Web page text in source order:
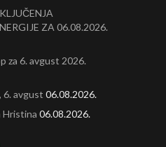
ZA 06.08.2026.
za 6. avgust 2026.
6. avgust 06.08.2026.
Hristina 06.08.2026.